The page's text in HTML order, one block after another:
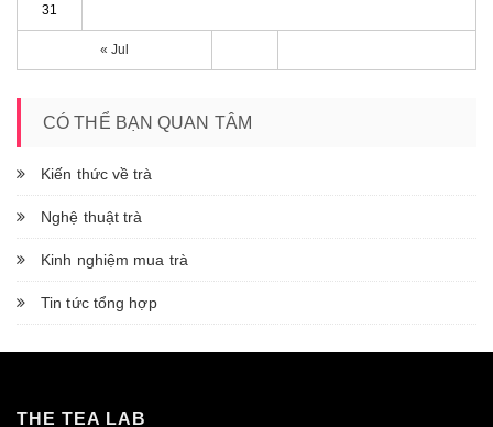
« Jul
31
CÓ THỂ BẠN QUAN TÂM
Kiến thức về trà
Nghệ thuật trà
Kinh nghiệm mua trà
Tin tức tổng hợp
THE TEA LAB